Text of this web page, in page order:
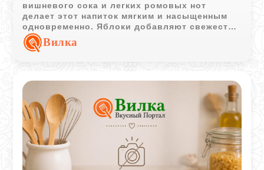
вишневого сока и легких ромовых нот
делает этот напиток мягким и насыщенным
одновременно. Яблоки добавляют свежесть
и приятную фруктовую текстуру в
охлажденной подаче.
Вилка